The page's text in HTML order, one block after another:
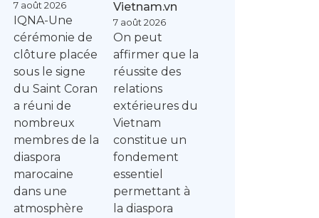
7 août 2026
IQNA-Une
cérémonie de
clôture placée
sous le signe
du Saint Coran
a réuni de
nombreux
membres de la
diaspora
marocaine
dans une
atmosphère
Vietnam.vn
7 août 2026
On peut
affirmer que la
réussite des
relations
extérieures du
Vietnam
constitue un
fondement
essentiel
permettant à
la diaspora